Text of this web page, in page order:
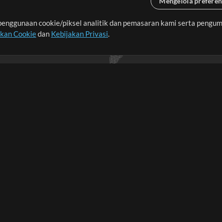
dunia dengan
cookie/piksel analitik dan pemasaran kami serta
Cookiedan Kebijakan Privasi.